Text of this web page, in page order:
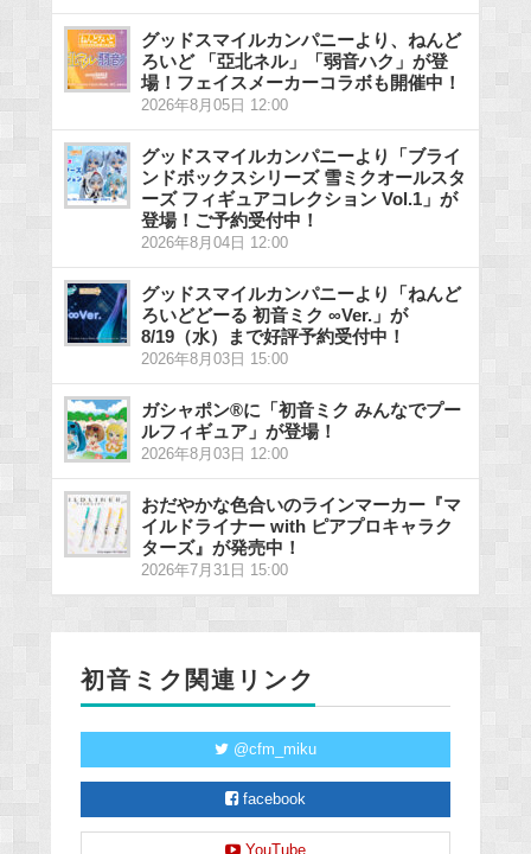
グッドスマイルカンパニーより、ねんど
ろいど 「亞北ネル」「弱音ハク」が登
場！フェイスメーカーコラボも開催中！
2026年8月05日 12:00
グッドスマイルカンパニーより「ブライ
ンドボックスシリーズ 雪ミクオールスタ
ーズ フィギュアコレクション Vol.1」が
登場！ご予約受付中！
2026年8月04日 12:00
グッドスマイルカンパニーより「ねんど
ろいどどーる 初音ミク ∞Ver.」が
8/19（水）まで好評予約受付中！
2026年8月03日 15:00
ガシャポン®に「初音ミク みんなでプー
ルフィギュア」が登場！
2026年8月03日 12:00
おだやかな色合いのラインマーカー『マ
イルドライナー with ピアプロキャラク
ターズ』が発売中！
2026年7月31日 15:00
初音ミク関連リンク
@cfm_miku
facebook